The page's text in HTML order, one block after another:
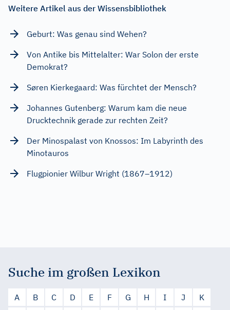
Weitere Artikel aus der Wissensbibliothek
Geburt: Was genau sind Wehen?
Von Antike bis Mittelalter: War Solon der erste
Demokrat?
Søren Kierkegaard: Was fürchtet der Mensch?
Johannes Gutenberg: Warum kam die neue
Drucktechnik gerade zur rechten Zeit?
Der Minospalast von Knossos: Im Labyrinth des
Minotauros
Flugpionier Wilbur Wright (1867–1912)
Suche im großen Lexikon
A B C D E F G H I J
K